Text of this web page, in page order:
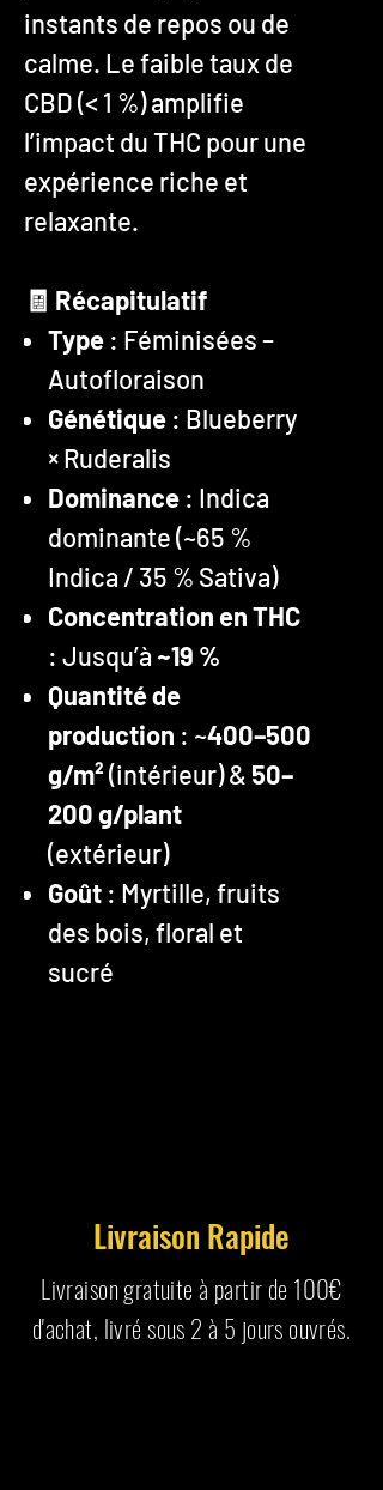
instants de repos ou de
calme. Le faible taux de
CBD (< 1 %) amplifie
l’impact du THC pour une
expérience riche et
relaxante.
🧾 Récapitulatif
Type : Féminisées –
Autofloraison
Génétique : Blueberry
× Ruderalis
Dominance : Indica
dominante (~65 %
Indica / 35 % Sativa)
Concentration en THC
: Jusqu’à~19 %
Quantité de
production : ~400–500
g/m²(intérieur) & 50–
200 g/plant
(extérieur)
Goût : Myrtille, fruits
des bois, floral et
sucré
Livraison Rapide
Livraison gratuite à partir de 100€
d'achat, livré sous 2 à 5 jours ouvrés.